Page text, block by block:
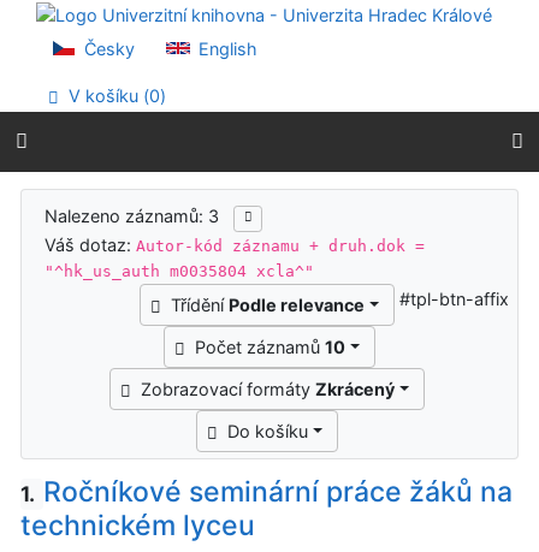
Přejít na obsah
Přejít na menu
Prohlášení o webové přístupnosti
Česky English
V košíku (0)
Výsledky vyhledávání
Nalezeno záznamů: 3
Váš dotaz:Autor-kód záznamu + druh.dok =
"^hk_us_auth m0035804 xcla^"
Třídění Podle relevance
Počet záznamů 10
Zobrazovací formáty Zkrácený
Do košíku
#tpl-btn-affix
1. Ročníkové seminární práce žáků na
technickém lyceu